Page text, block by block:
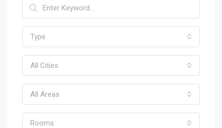
Type
All Cities
All Areas
Rooms